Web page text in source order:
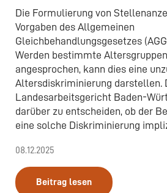
Die Formulierung von
Vorgaben des Allgemeinen
Gleichbehandlungsgesetzes
Werden bestimmte
angesprochen, kann dies eine
Altersdiskriminierung darstellen.
Landesarbeitsgericht Baden-
darüber zu entscheiden, ob der
eine solche Diskriminierung
08.12.2025
Beitrag lesen